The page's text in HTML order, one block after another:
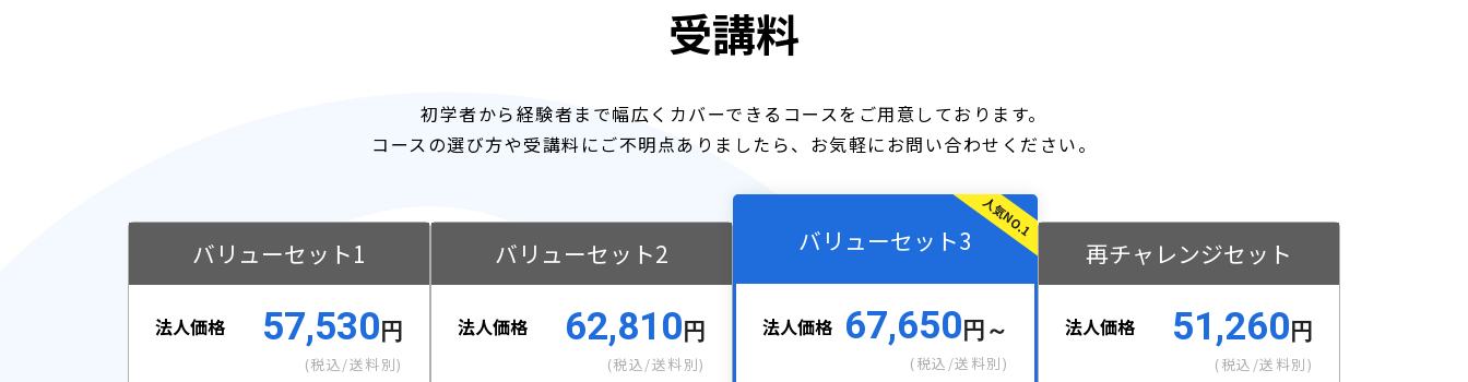
受講料
初学者から経験者まで幅広くカバーできるコースをご用意しております。
コースの選び方や受講料にご不明点ありましたら、お気軽にお問い合わせください。
バリューセット1
法人価格 57,530 円
(税込/送料別)
バリューセット2
法人価格 62,810 円
(税込/送料別)
バリューセット3
法人価格 67,650 円～
(税込/送料別)
再チャレンジセット
法人価格 51,260 円
(税込/送料別)